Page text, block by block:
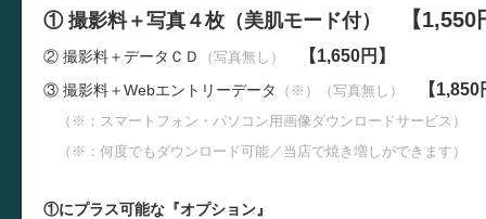
① 撮影料＋写真４枚（美肌モード付） 【1,550
② 撮影料＋データＣＤ （写真無し） 【1,650円】
③ 撮影料＋Webエントリーデータ （※）（写真無し） 【
（※：スマートフォン・パソコン用画像ダウンロードサービス）
（※：何度でもダウンロード可能／当店で焼き増しができます）
①にプラス可能な『オプション』